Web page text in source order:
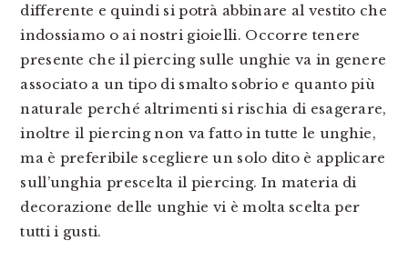
differente e quindi si potrà abbinare al vestito che
indossiamo o ai nostri gioielli. Occorre tenere
presente che il piercing sulle unghie va in genere
associato a un tipo di smalto sobrio e quanto più
naturale perché altrimenti si rischia di esagerare,
inoltre il piercing non va fatto in tutte le unghie,
ma è preferibile scegliere un solo dito è applicare
sull’unghia prescelta il piercing. In materia di
decorazione delle unghie vi è molta scelta per
tutti i gusti.